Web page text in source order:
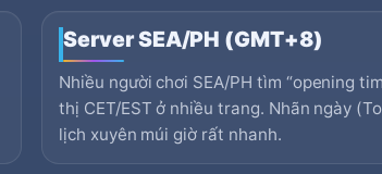
Server SEA/PH (GMT+8)
Nhiều người chơi SEA/PH tìm “opening
thị CET/EST ở nhiều trang. Nhãn ngày
lịch xuyên múi giờ rất nhanh.